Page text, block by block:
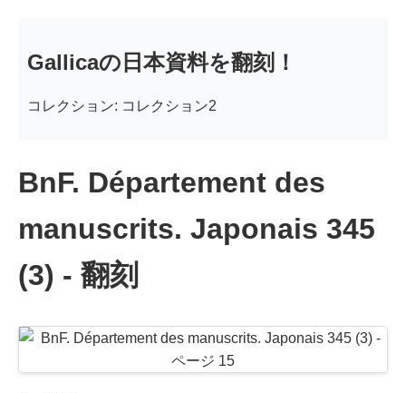
Gallicaの日本資料を翻刻！
コレクション: コレクション2
BnF. Département des
manuscrits. Japonais 345
(3) - 翻刻